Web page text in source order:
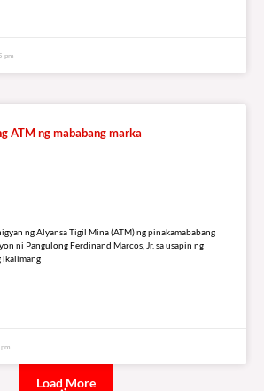
pm
ATM ng mababang marka
ng Alyansa Tigil Mina (ATM) ng pinakamababang
ni Pangulong Ferdinand Marcos, Jr. sa usapin ng
ikalimang
Load More